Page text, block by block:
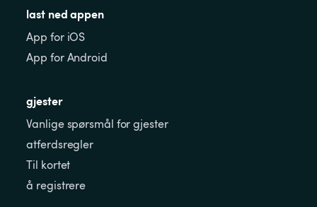
last ned appen
App for iOS
App for Android
gjester
Vanlige spørsmål for gjester
atferdsregler
Til kortet
å registrere